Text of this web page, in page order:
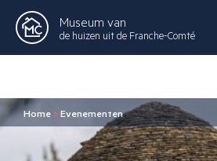
Museum van
de huizen uit de Franche-Comté
Home >Evenementen